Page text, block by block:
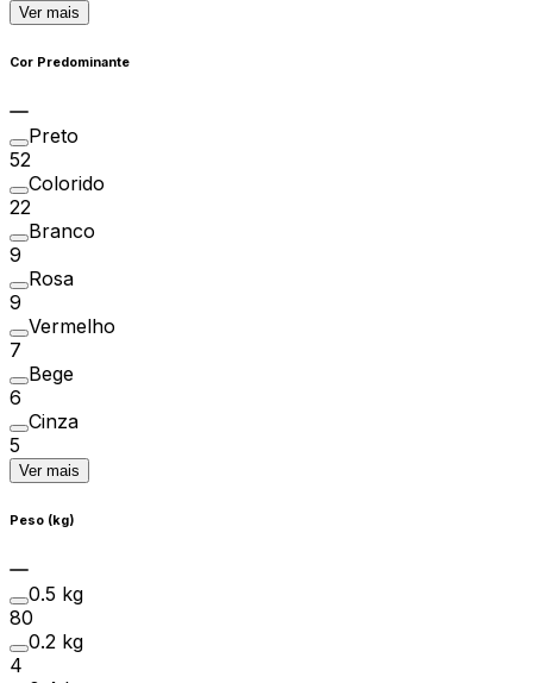
Ver mais
Cor Predominante
Preto
52
Colorido
22
Branco
9
Rosa
9
Vermelho
7
Bege
6
Cinza
5
Ver mais
Peso (kg)
0.5 kg
80
0.2 kg
4